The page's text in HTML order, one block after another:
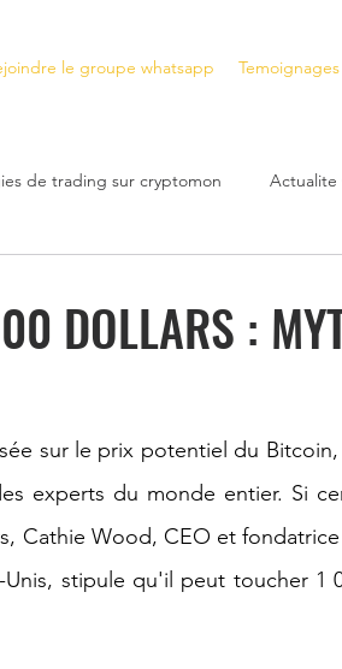
le groupe whatsapp Temoignages
de trading sur cryptomon Actualite
DOLLARS :
sur le prix potentiel du
experts du monde entier. Si
Cathie Wood, CEO et
stipule qu'il peut toucher 1